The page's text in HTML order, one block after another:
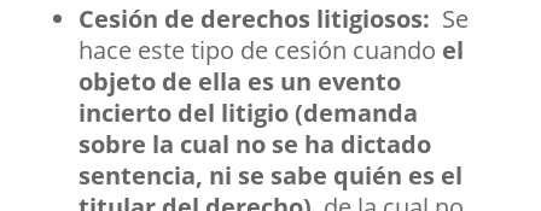
Cesión de derechos litigiosos: Se
hace este tipo de cesión cuando el
objeto de ella es un evento
incierto del litigio (demanda
sobre la cual no se ha dictado
sentencia, ni se sabe quién es el